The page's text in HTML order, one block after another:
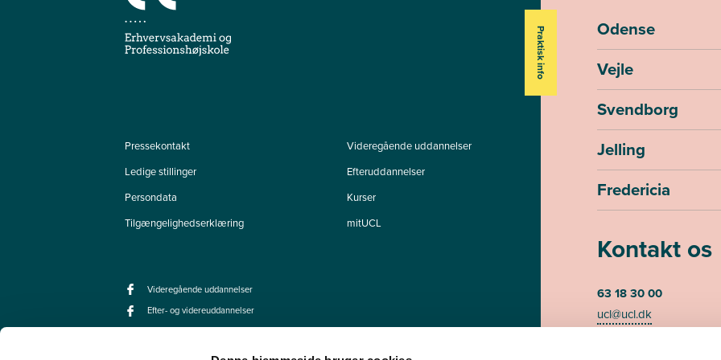
Pressekontakt
Ledige stillinger
Persondata
Tilgængelighedserklæring
Videregående uddannelser
Efteruddannelser
Kurser
mitUCL
Videregående uddannelser
Efter- og videreuddannelser
Praktisk info
Odense
Vejle
Svendborg
Jelling
Fredericia
Kontakt os
63 18 30 00
ucl@ucl.dk